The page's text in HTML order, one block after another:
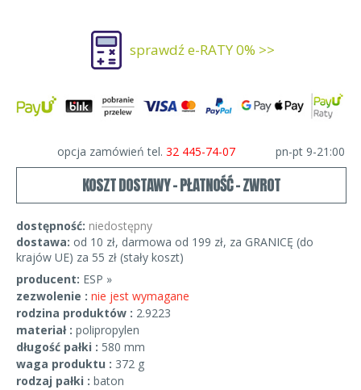
sprawdź e-RATY 0% >>
opcja zamówień tel. 32 445-74-07 pn-pt 9-21:00
KOSZT DOSTAWY - PŁATNOŚĆ - ZWROT
dostępność: niedostępny
dostawa: od 10 zł, darmowa od 199 zł, za GRANICĘ (do
krajów UE) za 55 zł (stały koszt)
producent: ESP »
zezwolenie : nie jest wymagane
rodzina produktów : 2.9223
materiał : polipropylen
długość pałki : 580 mm
waga produktu : 372 g
rodzaj pałki : baton